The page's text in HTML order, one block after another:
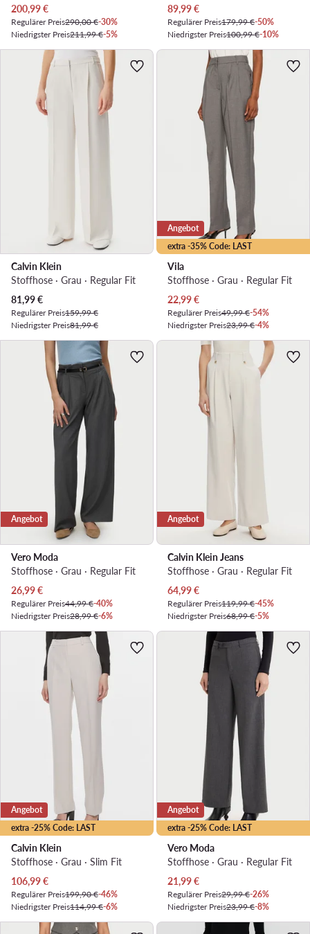
Aktueller Preis
200,99€
Regulärer Preis290,00 €-30%
Niedrigster Preis211,99 €-5%
Aktueller Preis
89,99€
Regulärer Preis179,99 €-50%
Niedrigster Preis100,99 €-10%
Calvin Klein
Stoffhose · Grau · Regular Fit
Aktueller Preis
81,99€
Regulärer Preis159,99 €
Niedrigster Preis81,99 €
extra -35% Code: LAST
Angebot
Vila
Stoffhose · Grau · Regular Fit
Aktueller Preis
22,99€
Regulärer Preis49,99 €-54%
Niedrigster Preis23,99 €-4%
Angebot
Vero Moda
Stoffhose · Grau · Regular Fit
Aktueller Preis
26,99€
Regulärer Preis44,99 €-40%
Niedrigster Preis28,99 €-6%
Angebot
Calvin Klein Jeans
Stoffhose · Grau · Regular Fit
Aktueller Preis
64,99€
Regulärer Preis119,99 €-45%
Niedrigster Preis68,99 €-5%
extra -25% Code: LAST
Angebot
Calvin Klein
Stoffhose · Grau · Slim Fit
Aktueller Preis
106,99€
Regulärer Preis199,90 €-46%
Niedrigster Preis114,99 €-6%
extra -25% Code: LAST
Angebot
Vero Moda
Stoffhose · Grau · Regular Fit
Aktueller Preis
21,99€
Regulärer Preis29,99 €-26%
Niedrigster Preis23,99 €-8%